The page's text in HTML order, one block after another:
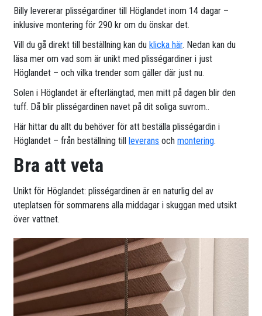
Billy levererar plisségardiner till Höglandet inom 14 dagar –
inklusive montering för 290 kr om du önskar det.
Vill du gå direkt till beställning kan duklicka här. Nedan kan du
läsa mer om vad som är unikt med plisségardiner i just
Höglandet – och vilka trender som gäller där just nu.
Solen i Höglandet är efterlängtad, men mitt på dagen blir den
tuff. Då blir plisségardinen navet på dit soliga suvrom..
Här hittar du allt du behöver för att beställa plisségardin i
Höglandet – från beställning tillleverans ochmontering.
Bra att veta
Unikt för Höglandet: plisségardinen är en naturlig del av
uteplatsen för sommarens alla middagar i skuggan med utsikt
över vattnet.